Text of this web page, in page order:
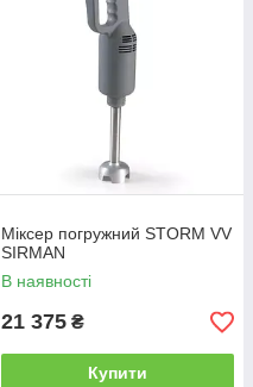
Міксер погружний STORM VV
SIRMAN
В наявності
21 375 ₴
Купити